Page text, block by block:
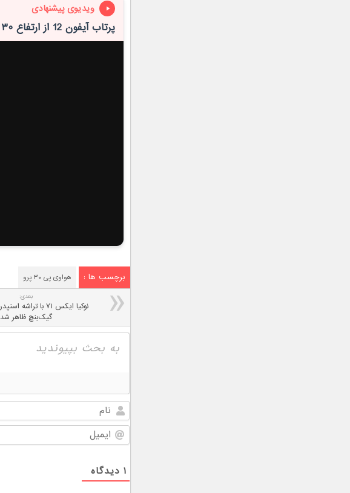
ویدیوی پیشنهادی
پرتاب آیفون 12 از ارتفاع ۳۰ متری داخل یک گوی شمعی!
برچسب ها : هواوی پی ۳۰ پرو
بعدی:
گیک‌بنچ ظاهر شد
۱ دیدگاه